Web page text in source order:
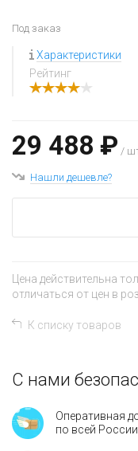
Под заказ
Характеристики
Рейтинг
29 488 ₽ /
Нашли дешевле?
Цена действительна
отличаться от цен в
К списку товаров
С нами
Оперативная
по всей России